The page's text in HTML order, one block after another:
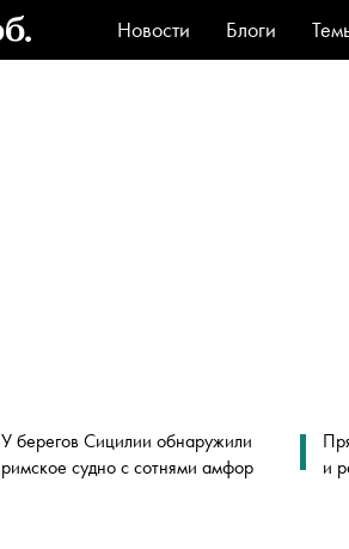
Новости Блоги
Стиль
У берегов Сицилии обнаружили
римское судно с сотнями амфор
и